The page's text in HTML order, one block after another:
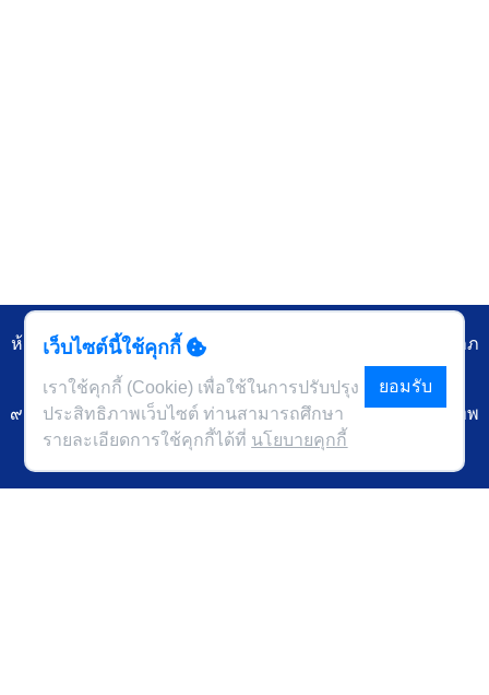
เว็บไซต์นี้ใช้คุกกี้
เราใช้คุกกี้ (Cookie) เพื่อใช้ในการปรับปรุง
ประสิทธิภาพเว็บไซต์ ท่านสามารถศึกษา
รายละเอียดการใช้คุกกี้ได้ที่ นโยบายคุกกี้
ยอมรับ
ห้องสมุดคณะพยาบาลศาสตร์อัครราชกุมารี ราชวิทยาลัยจุฬาภ
๙๐๖ ถนนกำแพงเพชร ๖ แขวงตลาดบางเขน เขตหลักสี่ กรุงเทพ
๑๐๒๑๐